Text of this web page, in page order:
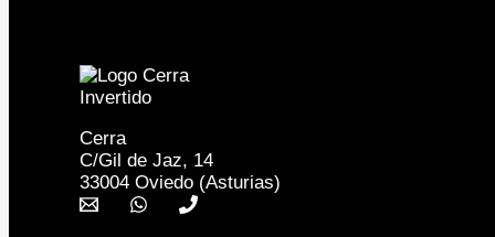
Cerra
C/Gil de Jaz, 14
33004 Oviedo (Asturias)